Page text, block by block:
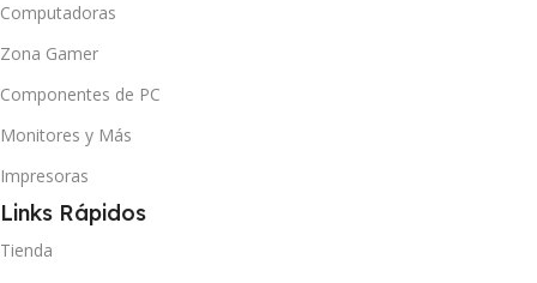
Computadoras
Zona Gamer
Componentes de PC
Monitores y Más
Impresoras
Links Rápidos
Tienda